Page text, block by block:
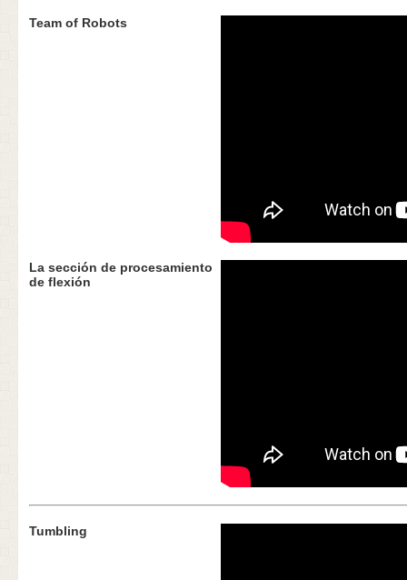
Team of Robots
La sección de procesamiento
de flexión
Tumbling